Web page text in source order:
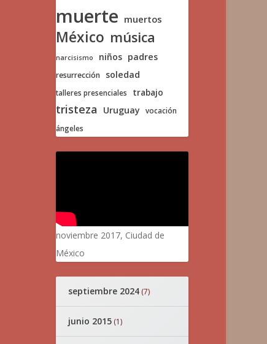
muerte muertos
México música
narcisismo niños padres
resurrección soledad
talleres presenciales trabajo
tristeza Uruguay
vocación
ángeles
noviembre 2017, Ciudad de
México
septiembre 2024(7)
junio 2015(1)